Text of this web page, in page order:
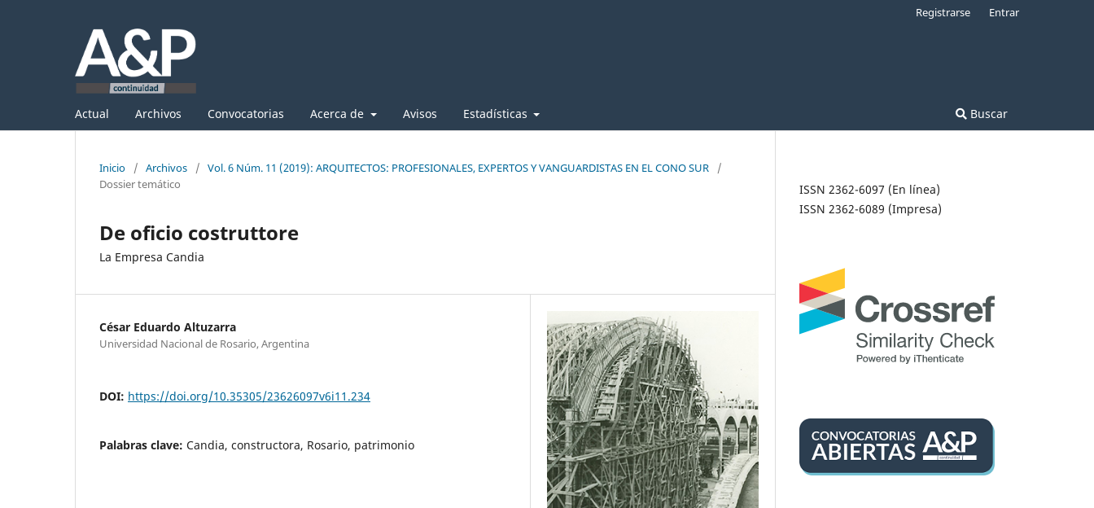
Actual Archivos Convocatorias Acerca de Avisos Estadísticas Buscar
Registrarse Entrar
Inicio / Archivos / Vol. 6 Núm. 11 (2019): ARQUITECTOS: PROFESIONALES, EXPERTOS Y VANGUARDISTAS EN EL CONO SUR
/
Dossier temático
De oficio costruttore
La Empresa Candia
César Eduardo Altuzarra
Universidad Nacional de Rosario, Argentina
DOI: https://doi.org/10.35305/23626097v6i11.234
Palabras clave: Candia, constructora, Rosario, patrimonio
ISSN 2362-6097 (En línea)
ISSN 2362-6089 (Impresa)